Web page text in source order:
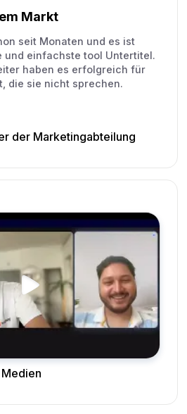
Markt
seit Monaten und es ist
und einfachste tool Untertitel.
haben es erfolgreich für
die sie nicht sprechen.
der Marketingabteilung